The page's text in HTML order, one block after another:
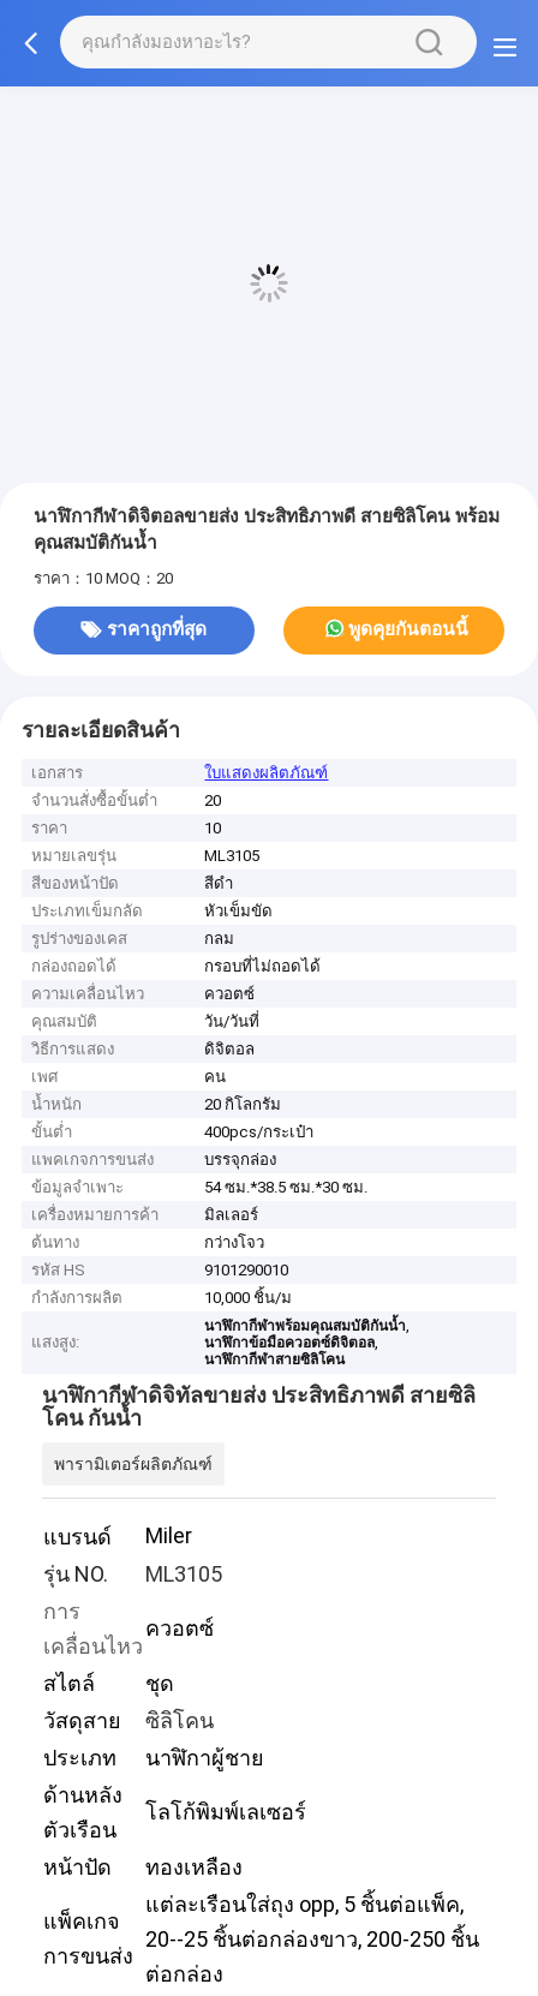
นาฬิกากีฬาดิจิตอลขายส่ง ประสิทธิภาพดี สายซิลิโคน พร้อม
คุณสมบัติกันน้ำ
ราคา：10 MOQ：20
ราคาถูกที่สุด พูดคุยกันตอนนี้
รายละเอียดสินค้า
เอกสาร
ใบแสดงผลิตภัณฑ์
จำนวนสั่งซื้อขั้นต่ำ
20
ราคา
10
หมายเลขรุ่น
ML3105
สีของหน้าปัด
สีดำ
ประเภทเข็มกลัด
หัวเข็มขัด
รูปร่างของเคส
กลม
กล่องถอดได้
กรอบที่ไม่ถอดได้
ความเคลื่อนไหว
ควอตซ์
คุณสมบัติ
วัน/วันที่
วิธีการแสดง
ดิจิตอล
เพศ
คน
น้ำหนัก
20 กิโลกรัม
ขั้นต่ำ
400pcs/กระเป๋า
แพคเกจการขนส่ง
บรรจุกล่อง
ข้อมูลจำเพาะ
54 ซม.*38.5 ซม.*30 ซม.
เครื่องหมายการค้า
มิลเลอร์
ต้นทาง
กว่างโจว
รหัส HS
9101290010
กำลังการผลิต
10,000 ชิ้น/ม
แสงสูง:
นาฬิกากีฬาพร้อมคุณสมบัติกันน้ำ,
นาฬิกาข้อมือควอตซ์ดิจิตอล,
นาฬิกากีฬาสายซิลิโคน
นาฬิกากีฬาดิจิทัลขายส่ง ประสิทธิภาพดี สายซิลิ
โคน กันน้ำ
พารามิเตอร์ผลิตภัณฑ์
แบรนด์
Miler
รุ่น NO.
ML3105
การ
เคลื่อนไหว
ควอตซ์
สไตล์
ชุด
วัสดุสาย
ซิลิโคน
ประเภท
นาฬิกาผู้ชาย
ด้านหลัง
ตัวเรือน
โลโก้พิมพ์เลเซอร์
หน้าปัด ทองเหลือง
แพ็คเกจ
การขนส่ง
แต่ละเรือนใส่ถุง opp, 5 ชิ้นต่อแพ็ค,
20--25 ชิ้นต่อกล่องขาว, 200-250 ชิ้น
ต่อกล่อง